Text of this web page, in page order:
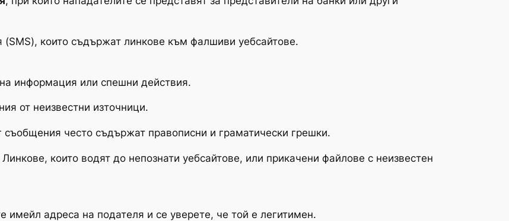
които съдържат линкове към фалшиви уебсайтове.
информация или спешни действия.
от неизвестни източници.
съобщения често съдържат правописни и граматически грешки.
Линкове, които водят до непознати уебсайтове, или прикачени файлове с неизвестен
имейл адреса на подателя и се уверете, че той е легитимен.